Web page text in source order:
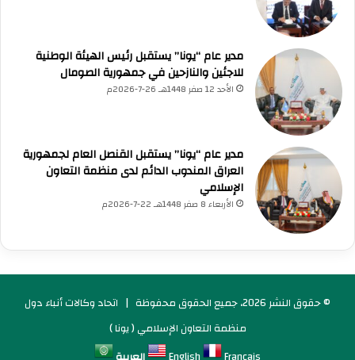
مدير عام “يونا” يستقبل رئيس الهيئة الوطنية
للاجئين والنازحين في جمهورية الصومال
الأحد 12 صفر 1448هـ 26-7-2026م
مدير عام “يونا” يستقبل القنصل العام لجمهورية
العراق المندوب الدائم لدى منظمة التعاون
الإسلامي
الأربعاء 8 صفر 1448هـ 22-7-2026م
© حقوق النشر 2026، جميع الحقوق محفوظة |
اتحاد وكالات أنباء دول
منظمة التعاون الإسلامي ( يونا )